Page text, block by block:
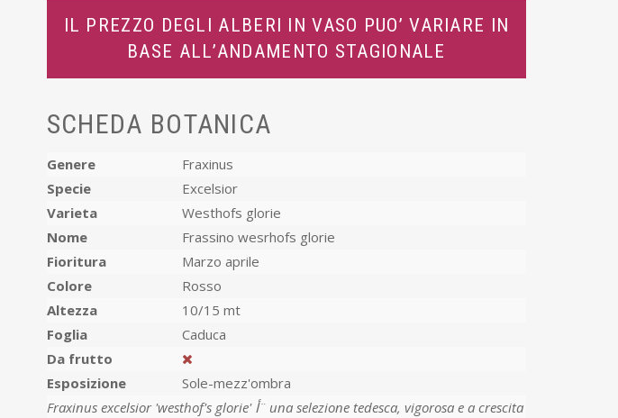
IL PREZZO DEGLI ALBERI IN VASO PUO’ VARIARE IN
BASE ALL’ANDAMENTO STAGIONALE
SCHEDA BOTANICA
Genere
Fraxinus
Specie
Excelsior
Varieta
Westhofs glorie
Nome
Frassino wesrhofs glorie
Fioritura
Marzo aprile
Colore
Rosso
Altezza
10/15 mt
Foglia
Caduca
Da frutto
Esposizione
Sole-mezz'ombra
Fraxinus excelsior 'westhof's glorie' أ¨ una selezione tedesca, vigorosa e a crescita